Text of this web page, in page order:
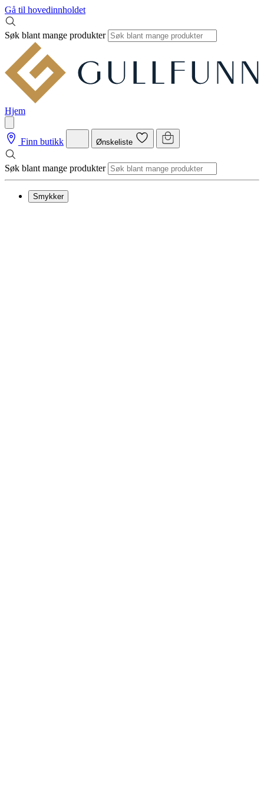
Gå til hovedinnholdet
Søk blant mange produkter
Hjem
Finn butikk Ønskeliste
Søk blant mange produkter
Smykker